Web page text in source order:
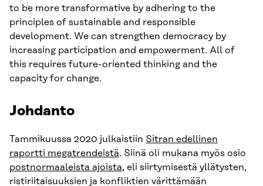
to be more transformative by adhering to the
principles of sustainable and responsible
development. We can strengthen democracy by
increasing participation and empowerment. All of
this requires future-oriented thinking and the
capacity for change.
Johdanto
Tammikuussa 2020 julkaistiin Sitran edellinen
raportti megatrendeistä. Siinä oli mukana myös osio
postnormaaleista ajoista, eli siirtymisestä yllätysten,
ristiriitaisuuksien ja konfliktien värittämään